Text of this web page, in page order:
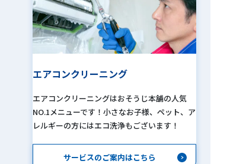
エアコンクリーニング
エアコンクリーニングはおそうじ本舗の人気
NO.1メニューです！小さなお子様、ペット、ア
レルギーの方にはエコ洗浄もございます！
サービスのご案内はこちら